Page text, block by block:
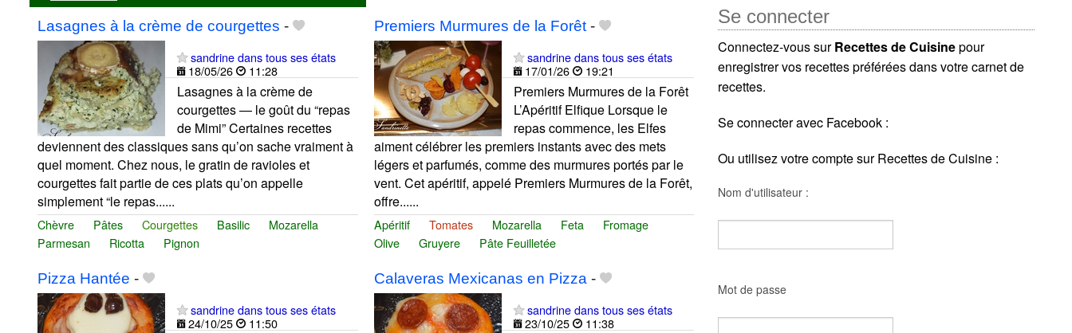
Lasagnes à la crème de courgettes -
sandrine dans tous ses états
18/05/26
11:28
Lasagnes à la crème de
courgettes — le goût du “repas
de Mimi” Certaines recettes
deviennent des classiques sans qu’on sache vraiment à
quel moment. Chez nous, le gratin de ravioles et
courgettes fait partie de ces plats qu’on appelle
simplement “le repas......
Chèvre Pâtes Courgettes Basilic
Mozarella
Parmesan
Ricotta Pignon
Premiers Murmures de la Forêt-
sandrine dans tous ses états
17/01/26
19:21
Premiers Murmures de la Forêt
L’Apéritif Elfique Lorsque le
repas commence, les Elfes
aiment célébrer les premiers instants avec des mets
légers et parfumés, comme des murmures portés par le
vent. Cet apéritif, appelé Premiers Murmures de la Forêt,
offre......
Apéritif Tomates Mozarella Feta
Fromage
Olive
Gruyere Pâte Feuilletée
Pizza Hantée -
sandrine dans tous ses états
24/10/25
11:50
​Calaveras Mexicanas en Pizza -
sandrine dans tous ses états
23/10/25
11:38
Se connecter
Connectez-vous surRecettes de Cuisinepour
enregistrer vos recettes préférées dans votre carnet de
recettes.
Se connecter avec Facebook :
Ou utilisez votre compte sur Recettes de Cuisine :
Nom d'utilisateur :
Mot de passe